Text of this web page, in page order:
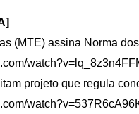
(MTE) assina Norma
projeto que regula